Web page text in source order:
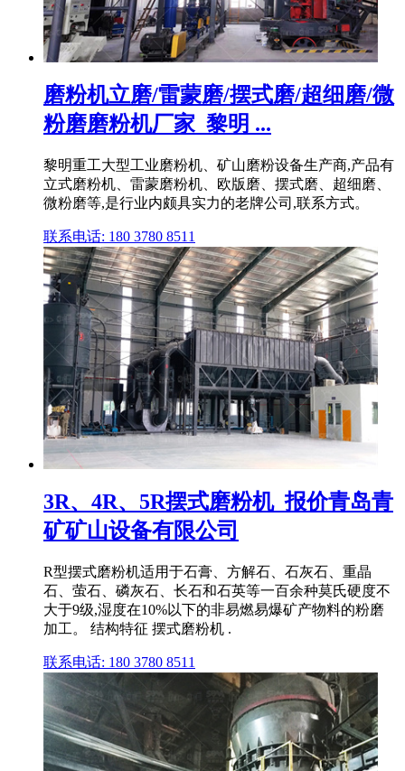
磨粉机立磨/雷蒙磨/摆式磨/超细磨/微
粉磨磨粉机厂家_黎明 ...
黎明重工大型工业磨粉机、矿山磨粉设备生产商,产品有
立式磨粉机、雷蒙磨粉机、欧版磨、摆式磨、超细磨、
微粉磨等,是行业内颇具实力的老牌公司,联系方式。
联系电话: 180 3780 8511
3R、4R、5R摆式磨粉机_报价青岛青
矿矿山设备有限公司
R型摆式磨粉机适用于石膏、方解石、石灰石、重晶
石、萤石、磷灰石、长石和石英等一百余种莫氏硬度不
大于9级,湿度在10%以下的非易燃易爆矿产物料的粉磨
加工。 结构特征 摆式磨粉机 .
联系电话: 180 3780 8511